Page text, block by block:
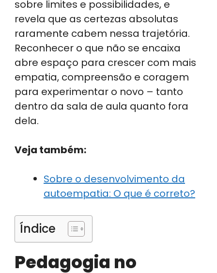
sobre limites e possibilidades, e
revela que as certezas absolutas
raramente cabem nessa trajetória.
Reconhecer o que não se encaixa
abre espaço para crescer com mais
empatia, compreensão e coragem
para experimentar o novo – tanto
dentro da sala de aula quanto fora
dela.
Veja também:
Sobre o desenvolvimento da
autoempatia: O que é correto?
Índice
Pedagogia no